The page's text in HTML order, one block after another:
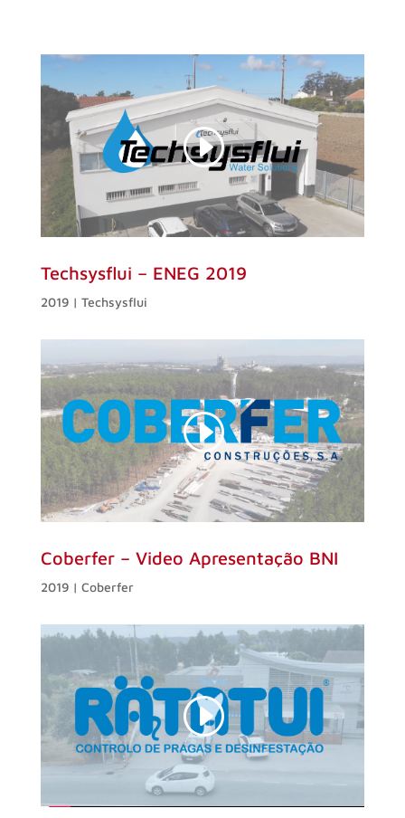
Techsysflui – ENEG 2019
2019 | Techsysflui
Coberfer – Video Apresentação BNI
2019 | Coberfer